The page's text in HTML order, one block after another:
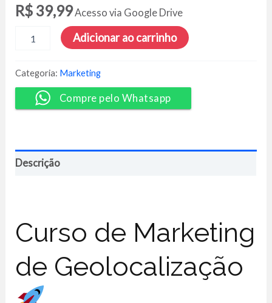
R$ 39,99Acesso via Google Drive
-
Derik
Cardoso
David
Adicionar ao carrinho
Categoria: Marketing
Compre pelo Whatsapp
Descrição
Curso de Marketing
de Geolocalização